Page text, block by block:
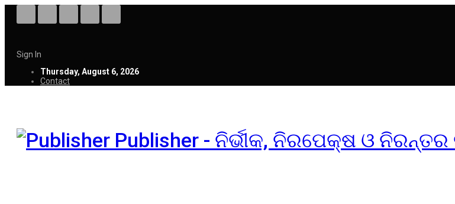
Sign In
Thursday, August 6, 2026
Contact
Publisher - ନିର୍ଭୀକ, ନିରପେକ୍ଷ ଓ